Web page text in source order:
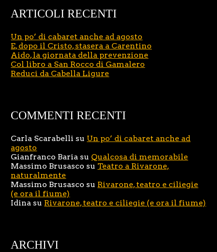
ARTICOLI RECENTI
Un po’ di cabaret anche ad agosto
E, dopo il Cristo, stasera a Carentino
Aido, la giornata della prevenzione
Col libro a San Rocco di Gamalero
Reduci da Cabella Ligure
COMMENTI RECENTI
Carla Scarabelli su Un po’ di cabaret anche ad
agosto
Gianfranco Baria su Qualcosa di memorabile
Massimo Brusasco su Teatro a Rivarone,
naturalmente
Massimo Brusasco su Rivarone, teatro e ciliegie
(e ora il fiume)
Idina su Rivarone, teatro e ciliegie (e ora il fiume)
ARCHIVI